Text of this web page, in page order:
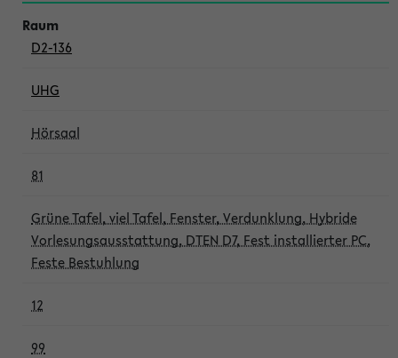
D2-136
UHG
Hörsaal
81
Grüne Tafel, viel Tafel, Fenster, Verdunklung, Hybride
Vorlesungsausstattung, DTEN D7, Fest installierter PC,
Feste Bestuhlung
12
99